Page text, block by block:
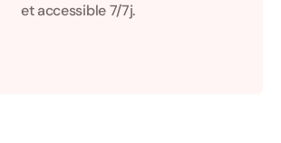
et accessible 7/7j.